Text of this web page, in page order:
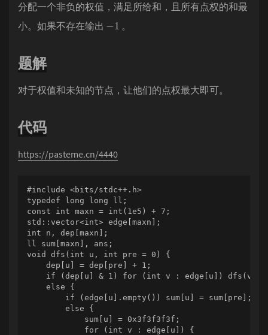
分配一个非负的权值，满足所给和，且所有点权的和最
小。如果不存在输出
1 。
题解
对于权值和未知的节点，让他们的点权最大即可。
代码
https://pasteme.cn/4440
#include <bits/stdc++.h>
typedef long long ll;
const int maxn = int(1e5) + 7;
std::vector<int> edge[maxn];
int n, dep[maxn];
ll sum[maxn], ans;
void dfs(int u, int pre = 0) {
    dep[u] = dep[pre] + 1;
if (dep[u] & 1) for (int v : edge[u]) dfs(v,
    else {
        if (edge[u].empty()) sum[u] = sum[pre];
        else {
            sum[u] = 0x3f3f3f3f;
            for (int v : edge[u]) {